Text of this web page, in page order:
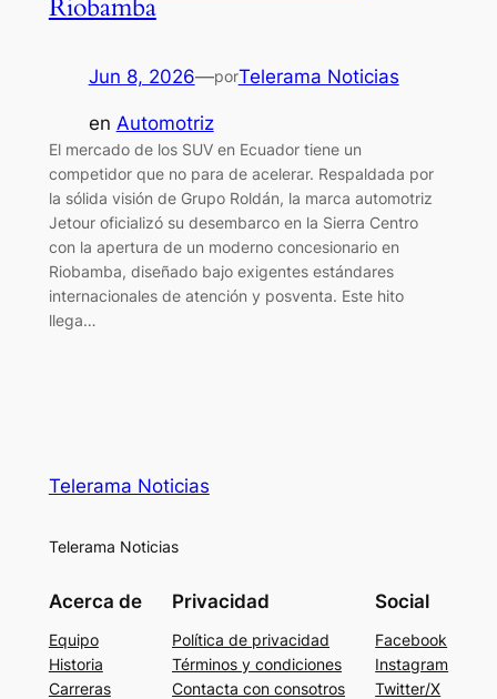
Jun 8, 2026—porTelerama Noticias
en Automotriz
El mercado de los SUV en Ecuador tiene un
competidor que no para de acelerar. Respaldada por
la sólida visión de Grupo Roldán, la marca automotriz
Jetour oficializó su desembarco en la Sierra Centro
con la apertura de un moderno concesionario en
Riobamba, diseñado bajo exigentes estándares
internacionales de atención y posventa. Este hito
llega…
Telerama Noticias
Telerama Noticias
Acerca de
Equipo
Historia
Carreras
Privacidad
Política de privacidad
Términos y condiciones
Contacta con consotros
Social
Facebook
Instagram
Twitter/X